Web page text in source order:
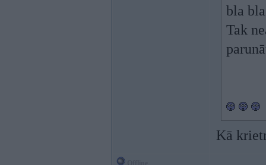
bla
Tak
Kā